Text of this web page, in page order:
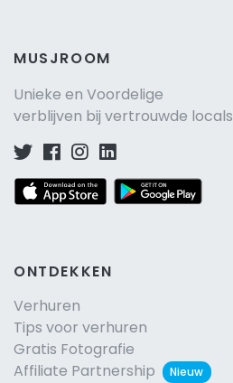
MUSJROOM
Unieke en Voordelige
verblijven bij vertrouwde locals
ONTDEKKEN
Verhuren
Tips voor verhuren
Gratis Fotografie
Affiliate Partnership
Nieuw